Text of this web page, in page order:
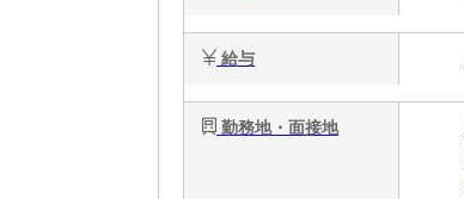
給与
勤務地・面接地